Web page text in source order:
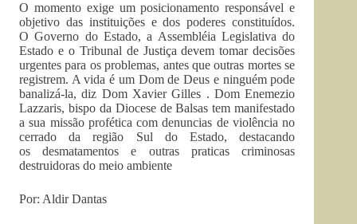
O momento exige um posicionamento responsável e
objetivo das instituições e dos poderes constituídos.
O Governo do Estado, a Assembléia Legislativa do
Estado e o Tribunal de Justiça devem tomar decisões
urgentes para os problemas, antes que outras mortes se
registrem. A vida é um Dom de Deus e ninguém pode
banalizá-la, diz Dom Xavier Gilles . Dom Enemezio
Lazzaris, bispo da Diocese de Balsas tem manifestado
a sua missão profética com denuncias de violência no
cerrado da região Sul do Estado, destacando
os desmatamentos e outras praticas criminosas
destruidoras do meio ambiente
Por: Aldir Dantas